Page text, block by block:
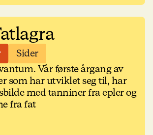
Sider
Vår første årgang av
som har utviklet seg til, har
med tanniner fra epler og
fra fat